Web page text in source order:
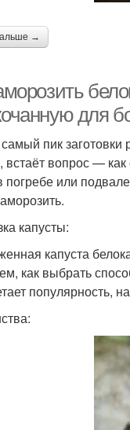
→
для
пик
встаёт вопрос —
погребе или
капусты:
капуста
как выбрать
популярность,